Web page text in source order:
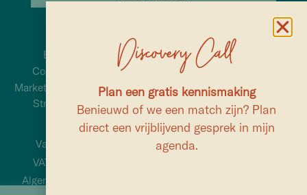
Brand strategy
Coaching & Advice
Marketing Manager interim
Strategy Facilitator
Instagram
rosa@enrosa.nl
+31(0)6 1318 0668
Valencia, España
VAT: ESY9088104J
Algemene voorwaarden
Privacy statement
Discovery Call
Plan een gratis kennismaking
Benieuwd of we een match zijn? Plan
direct een vrijblijvend gesprek in mijn
agenda.